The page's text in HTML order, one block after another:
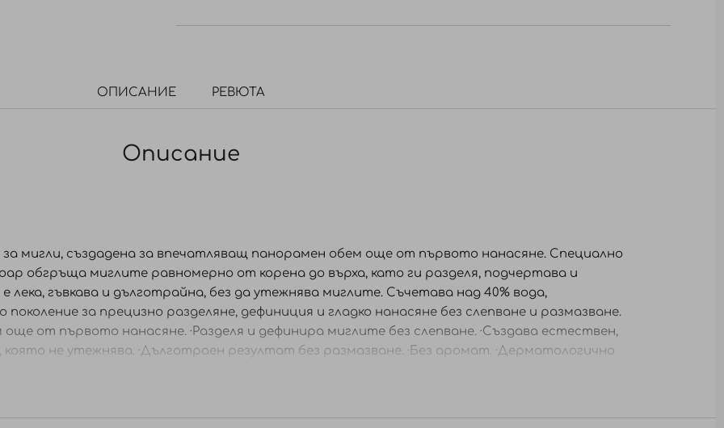
ОПИСАНИЕ РЕВЮТА
Описание
за мигли, създадена за впечатляващ панорамен обем още от първото нанасяне. Специално
обгръща миглите равномерно от корена до върха, като ги разделя, подчертава и
лека, гъвкава и дълготрайна, без да утежнява миглите. Съчетава над 40% вода,
за прецизно разделяне, дефиниция и гладко нанасяне без слепване и размазване.
от първото нанасяне. ·Разделя и дефинира миглите без слепване. ·Създава естествен,
която не утежнява. ·Дълготраен резултат без размазване. ·Без аромат. ·Дерматологично
ефект нанесете допълнителен слой, без да изчаквате първият да изсъхне напълно. След